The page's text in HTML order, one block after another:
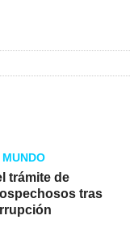
trámite de
tras